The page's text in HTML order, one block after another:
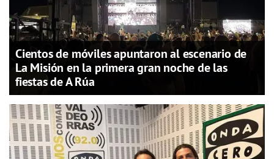
Cientos de móviles apuntaron al escenario de
La Misión en la primera gran noche de las
fiestas de A Rúa